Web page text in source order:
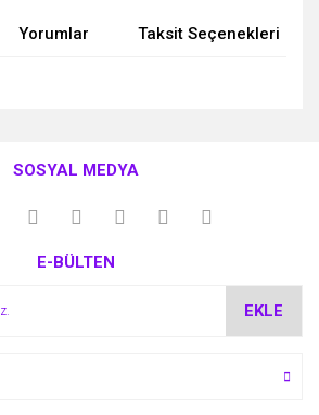
Yorumlar Taksit Seçenekleri
iletebilirsiniz.
için teşekkür ederiz.
eksik bilgiler bulunuyor.
SOSYAL MEDYA
E-BÜLTEN
EKLE